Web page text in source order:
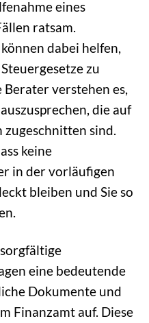
eines
ratsam.
dabei helfen,
zu
verstehen es,
die auf
sind.
keine
in der vorläufigen
bleiben und Sie so
eine bedeutende
Dokumente und
Finanzamt auf. Diese